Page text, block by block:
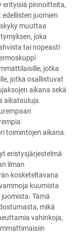
erityisiä pinnoitteita,
juomien
muuttaa
joka
tai nopeasti
jotka
jotka osallistuvat
aikana sekä
aikatauluja.
toimintojen aikana.
eristysjärjestelmä
ilman
kosketeltavana
kuumista
Tämä
mikä
vahinkoja,